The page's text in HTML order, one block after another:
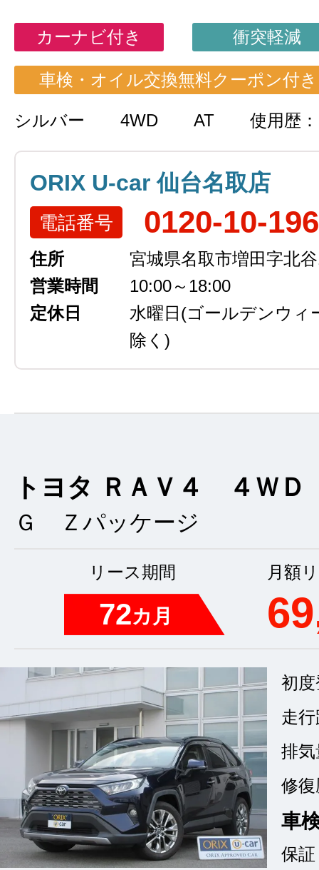
カーナビ付き 衝突軽減
車検・オイル交換無料クーポン付き
シルバー 4WD AT 使用歴
ORIX U-car 仙台名取店
電話番号 0120-10-
住所
宮城県名取市増田字北
営業時間
10:00～18:00
定休日
水曜日 (ゴールデンウィ
除く)
トヨタ ＲＡＶ４ ４ＷＤ
Ｇ Ｚパッケージ
リース期間
72カ月
月額
初
走
排気
修復
車
保証